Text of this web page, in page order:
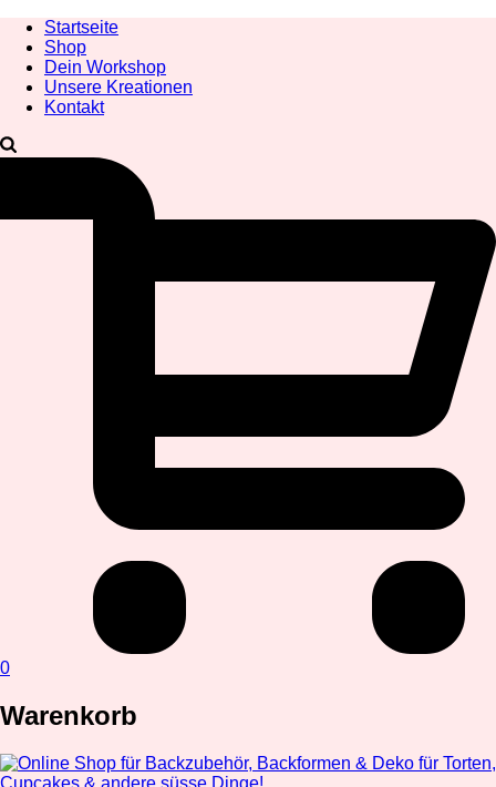
Startseite
Shop
Dein Workshop
Unsere Kreationen
Kontakt
0
Warenkorb